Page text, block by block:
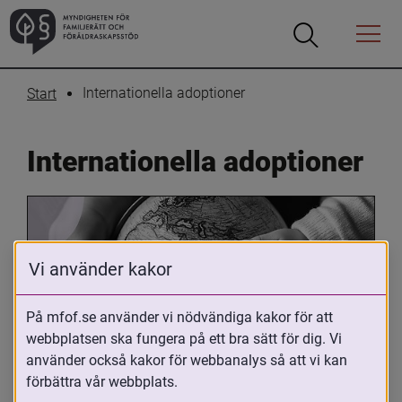
Öppna
Öppna
Menyn
Start Internationella adoptioner
Internationella adoptioner
Oavsett om du är adopterad,
adoptivförälder eller arbetar med
Vi använder kakor
På mfof.se använder vi nödvändiga kakor för att
webbplatsen ska fungera på ett bra sätt för dig. Vi
använder också kakor för webbanalys så att vi kan
förbättra vår webbplats.